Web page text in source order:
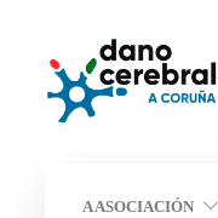
A ASOCIACIÓN